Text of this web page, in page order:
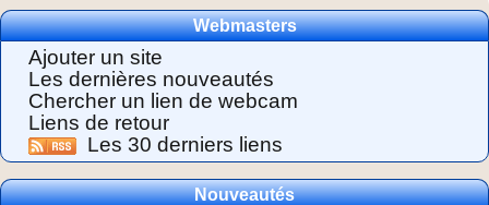
Webmasters
Ajouter un site
Les dernières nouveautés
Chercher un lien de webcam
Liens de retour
Les 30 derniers liens
Nouveautés